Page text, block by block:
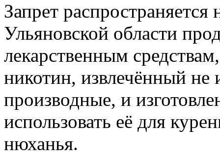
Запрет
Ульяновской области
лекарственным
никотин, извлечённый не
производные, и
использовать её для
нюханья.